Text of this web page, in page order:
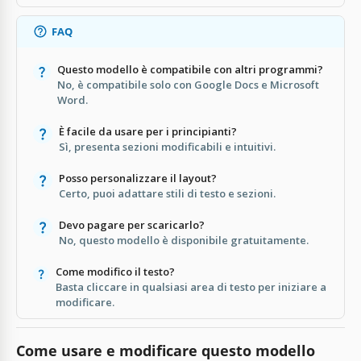
FAQ
Questo modello è compatibile con altri programmi?
No, è compatibile solo con Google Docs e Microsoft
Word.
È facile da usare per i principianti?
Sì, presenta sezioni modificabili e intuitivi.
Posso personalizzare il layout?
Certo, puoi adattare stili di testo e sezioni.
Devo pagare per scaricarlo?
No, questo modello è disponibile gratuitamente.
Come modifico il testo?
Basta cliccare in qualsiasi area di testo per iniziare a
modificare.
Come usare e modificare questo modello